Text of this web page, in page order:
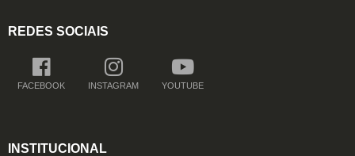
REDES SOCIAIS
FACEBOOK INSTAGRAM YOUTUBE
INSTITUCIONAL